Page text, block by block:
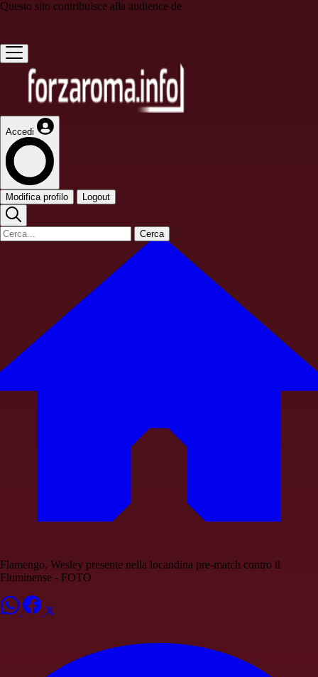
Questo sito contribuisce alla audience de
Accedi
Modifica profilo Logout
Cerca
Flamengo, Wesley presente nella locandina pre-match contro il
Fluminense - FOTO